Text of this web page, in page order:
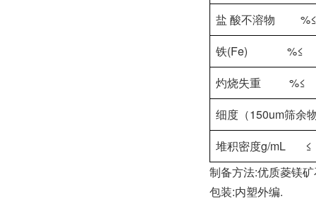
盐 酸不溶物 %≤
铁(Fe) %≤
灼烧失重 %≤
细度（150um筛余
堆积密度g/mL ≤
制备方法:优质菱镁
包装:内塑外编.